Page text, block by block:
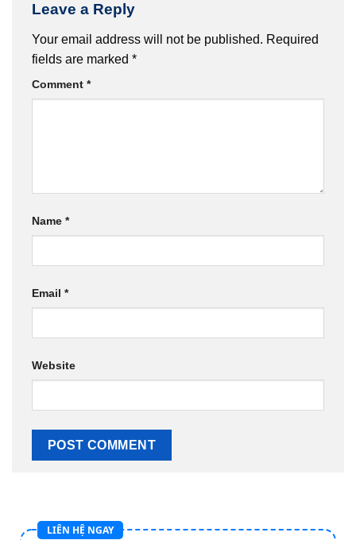
Leave a Reply
Your email address will not be published. Required
fields are marked *
Comment *
Name *
Email *
Website
LIÊN HỆ NGAY